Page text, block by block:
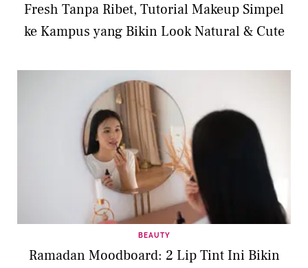
Fresh Tanpa Ribet, Tutorial Makeup Simpel
ke Kampus yang Bikin Look Natural & Cute
BEAUTY
Ramadan Moodboard: 2 Lip Tint Ini Bikin